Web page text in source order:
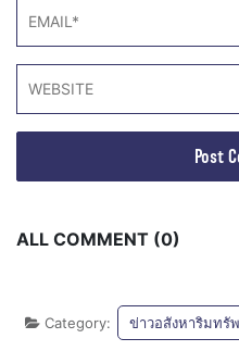
ALL COMMENT (0)
Category: ข่าวอสังหาริมทรั